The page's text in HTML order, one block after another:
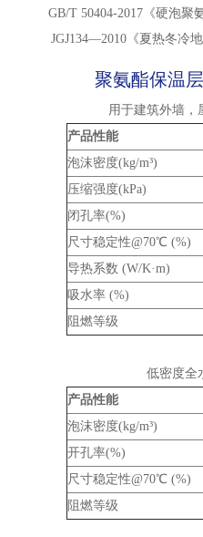
GB/T 50404-2017《硬泡聚
JGJ134—2010《夏热冬冷
聚氨酯保温
用于建筑外墙，
产品性能
泡沫密度(kg/m³)
压缩强度(kPa)
闭孔率(%)
尺寸稳定性@70℃ (%)
导热系数 (W/K·m)
吸水率 (%)
阻燃等级
低密度全
产品性能
泡沫密度(kg/m³)
开孔率(%)
尺寸稳定性@70℃ (%)
阻燃等级